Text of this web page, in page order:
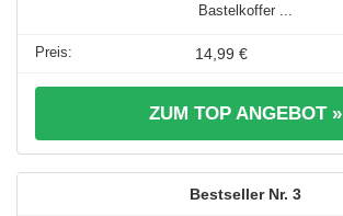
Bastelkoffer ...
14,99 €
ZUM TOP ANGEBOT »
3